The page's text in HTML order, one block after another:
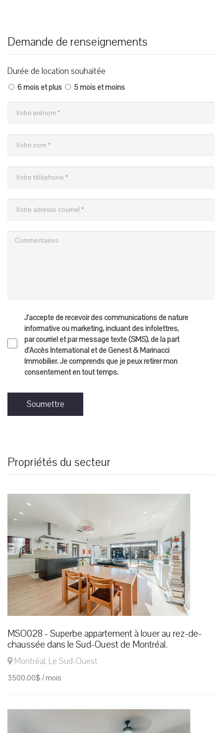
Demande de renseignements
Durée de location souhaitée
6 mois et plus 5 mois et moins
J'accepte de recevoir des communications de nature
informative ou marketing, incluant des infolettres,
par courriel et par message texte (SMS), de la part
d'Accès International et de Genest & Marinacci
Immobilier. Je comprends que je peux retirer mon
consentement en tout temps.
Soumettre
Propriétés du secteur
MSO028 - Superbe appartement à louer au rez-de-
chaussée dans le Sud-Ouest de Montréal.
Montréal, Le Sud-Ouest
3500.00$ / mois